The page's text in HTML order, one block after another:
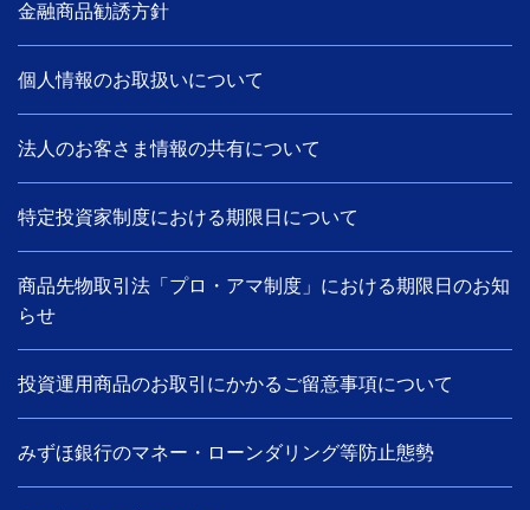
金融商品勧誘方針
個人情報のお取扱いについて
法人のお客さま情報の共有について
特定投資家制度における期限日について
商品先物取引法「プロ・アマ制度」における期限日のお知
らせ
投資運用商品のお取引にかかるご留意事項について
みずほ銀行のマネー・ローンダリング等防止態勢